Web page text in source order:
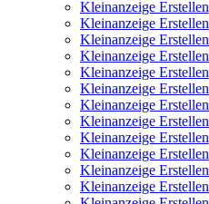
Kleinanzeige Erstellen
Kleinanzeige Erstellen
Kleinanzeige Erstellen
Kleinanzeige Erstellen
Kleinanzeige Erstellen
Kleinanzeige Erstellen
Kleinanzeige Erstellen
Kleinanzeige Erstellen
Kleinanzeige Erstellen
Kleinanzeige Erstellen
Kleinanzeige Erstellen
Kleinanzeige Erstellen